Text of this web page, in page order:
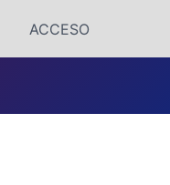
ACCESO